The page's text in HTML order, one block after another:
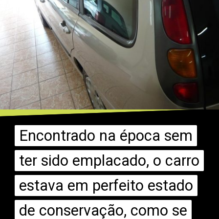
Encontrado na época sem
ter sido emplacado, o carro
estava em perfeito estado
de conservação, como se
Encontrado na época sem
ter sido emplacado, o carro
estava em perfeito estado
de conservação, como se